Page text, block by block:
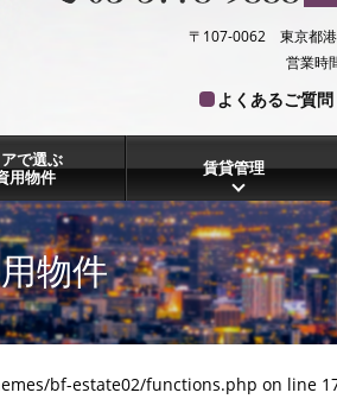
〒107-0062 東京都
営業時
よくあるご質問
で選ぶ
用物件
賃貸管理
物件
bf-estate02/functions.php on line